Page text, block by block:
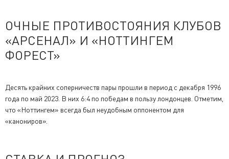
ОЧНЫЕ ПРОТИВОСТОЯНИЯ КЛУБОВ
«АРСЕНАЛ» И «НОТТИНГЕМ
ФОРЕСТ»
Десять крайних соперничеств пары прошли в период с декабря 1996
года по май 2023. В них 6:4 по победам в пользу лондонцев. Отметим,
что «Ноттингем» всегда был неудобным оппонентом для
«канониров».